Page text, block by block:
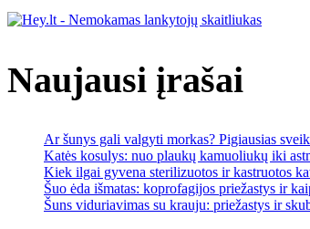
Naujausi įrašai
Ar šunys gali valgyti morkas? Pigiausias
Katės kosulys: nuo plaukų kamuoliukų iki
Kiek ilgai gyvena sterilizuotos ir kastruotos
Šuo ėda išmatas: koprofagijos priežastys ir
Šuns viduriavimas su krauju: priežastys ir